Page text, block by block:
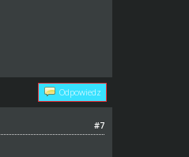
Odpowiedz
#7